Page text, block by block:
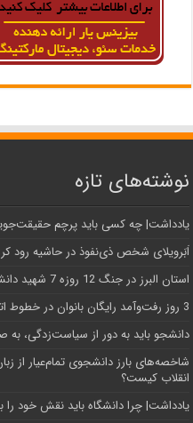
نوشته‌های تازه
یادداشت| ‌چه کسی باید پرچم
اَبَر‌ویلای شخص ذی‌نفوذ در حاشیه‌ رود
استان البرز در جنگ 12 روزه 7 شهید دانشجو تقدیم انقلاب کرد
3 روز رفت‌وآمد رایگان بانوان در خطوط اتوبوسرانی شهری کرج
دانشجو باید به دور از سیاست‌زدگی، به
شاخصه‌های بارز دانشجوی تمام‌عیار از
انقلاب کیست؟
یادداشت| چرا دانشگاه باید نقش خود را